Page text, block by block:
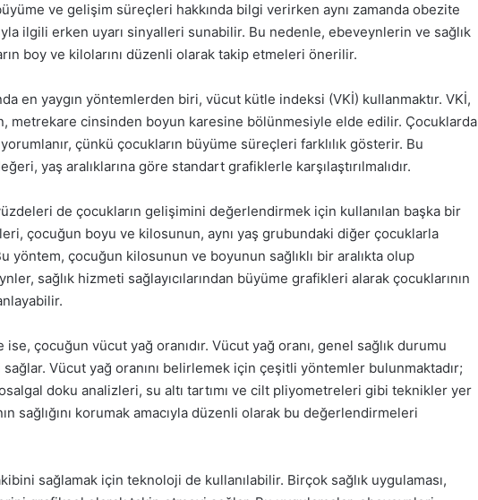
ve gelişim süreçleri hakkında bilgi verirken aynı zamanda obezite
ilgili erken uyarı sinyalleri sunabilir. Bu nedenle, ebeveynlerin ve sağlık
boy ve kilolarını düzenli olarak takip etmeleri önerilir.
en yaygın yöntemlerden biri, vücut kütle indeksi (VKİ) kullanmaktır. VKİ,
metrekare cinsinden boyun karesine bölünmesiyle elde edilir. Çocuklarda
çünkü çocukların büyüme süreçleri farklılık gösterir. Bu
yaş aralıklarına göre standart grafiklerle karşılaştırılmalıdır.
de çocukların gelişimini değerlendirmek için kullanılan başka bir
çocuğun boyu ve kilosunun, aynı yaş grubundaki diğer çocuklarla
yöntem, çocuğun kilosunun ve boyunun sağlıklı bir aralıkta olup
sağlık hizmeti sağlayıcılarından büyüme grafikleri alarak çocuklarının
çocuğun vücut yağ oranıdır. Vücut yağ oranı, genel sağlık durumu
sağlar. Vücut yağ oranını belirlemek için çeşitli yöntemler bulunmaktadır;
doku analizleri, su altı tartımı ve cilt pliyometreleri gibi teknikler yer
sağlığını korumak amacıyla düzenli olarak bu değerlendirmeleri
sağlamak için teknoloji de kullanılabilir. Birçok sağlık uygulaması,